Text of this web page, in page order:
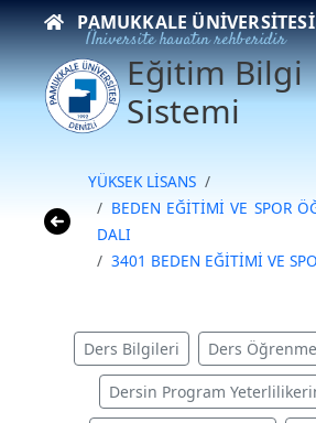
PAMUKKALE ÜNIVERSITESI
Üniversite hayatın rehberidir
Eğitim Bilgi
Sistemi
YÜKSEK LİSANS
BEDEN EĞİTİMİ VE SPOR
DALI
3401 BEDEN EĞİTİMİ VE
Ders Bilgileri Ders
Dersin Program